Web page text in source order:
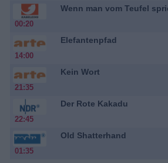
00:20
Wenn man vom Teufel
14:00
Elefantenpfad
21:35
Kein Wort
22:45
Der Rote Kakadu
01:35
Old Shatterhand